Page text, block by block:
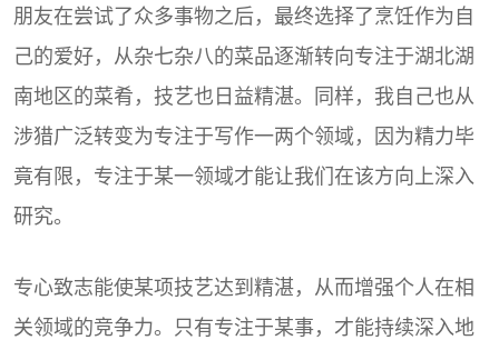
朋友在尝试了众多事物之后，最终选择了烹饪作为自
己的爱好，从杂七杂八的菜品逐渐转向专注于湖北湖
南地区的菜肴，技艺也日益精湛。同样，我自己也从
涉猎广泛转变为专注于写作一两个领域，因为精力毕
竟有限，专注于某一领域才能让我们在该方向上深入
研究。
专心致志能使某项技艺达到精湛，从而增强个人在相
关领域的竞争力。只有专注于某事，才能持续深入地